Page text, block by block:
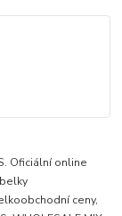
Oficiální online
ceny,